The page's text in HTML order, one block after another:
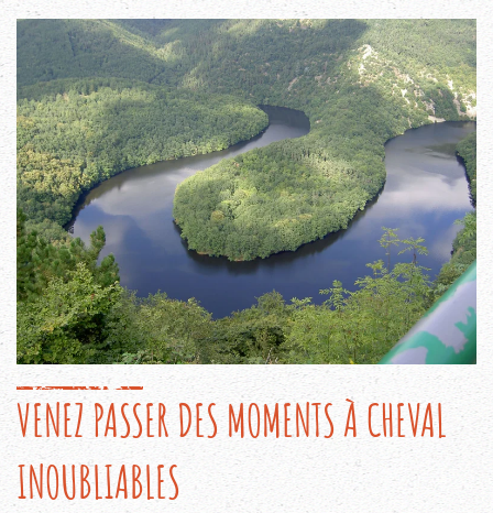
VENEZ PASSER DES MOMENTS À CHEVAL
INOUBLIABLES